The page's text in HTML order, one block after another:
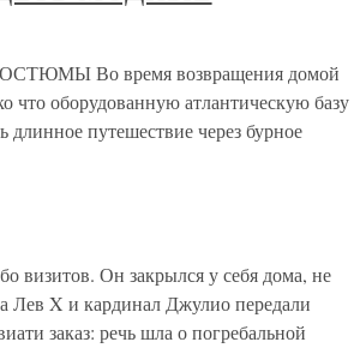
Во время возвращения домой
что оборудованную атлантическую базу
путешествие через бурное
визитов. Он закрылся у себя дома, не
Лев X и кардинал Джулио передали
заказ: речь шла о погребальной